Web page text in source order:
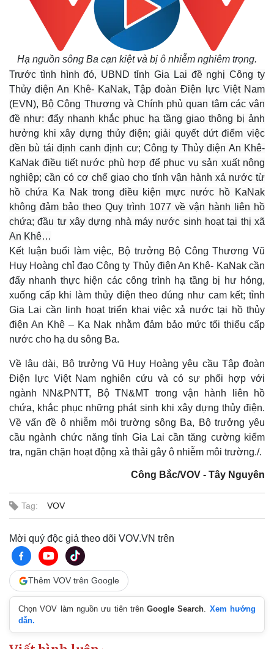
Thế giới
Cuộc sống đó đây
Hồ sơ
Multimedia
Video
Ảnh
E-Magazine
Infographic
Bất động sản
Hạ nguồn sông Ba cạn kiệt và bị ô nhiễm nghiêm trọng.
Trước tình hình đó, UBND tỉnh Gia Lai đề nghị Công ty
Thủy điện An Khê- KaNak, Tập đoàn Điện lực Việt Nam
(EVN), Bộ Công Thương và Chính phủ quan tâm các vân
đề như: đẩy nhanh khắc phục hạ tầng giao thông bị ảnh
hưởng khi xây dựng thủy điện; giải quyết dứt điểm việc
đền bù tái định canh định cư; Công ty Thủy điện An Khê-
KaNak điều tiết nước phù hợp để phục vụ sản xuất nông
nghiệp; cần có cơ chế giao cho tỉnh vận hành xả nước từ
hồ chứa Ka Nak trong điều kiện mực nước hồ KaNak
không đảm bảo theo Quy trình 1077 về vận hành liên hồ
chứa; đầu tư xây dựng nhà máy nước sinh hoạt tại thị xã
An Khê…
Kết luận buổi làm việc, Bộ trưởng Bộ Công Thương Vũ
Huy Hoàng chỉ đạo Công ty Thủy điện An Khê- KaNak cần
đẩy nhanh thực hiện các công trình hạ tầng bị hư hỏng,
xuống cấp khi làm thủy điện theo đúng như cam kết; tỉnh
Gia Lai cần linh hoạt triển khai việc xả nước tại hồ thủy
điện An Khê – Ka Nak nhằm đảm bảo mức tối thiểu cấp
nước cho hạ du sông Ba.
Về lâu dài, Bộ trưởng Vũ Huy Hoàng yêu cầu Tập đoàn
Điện lực Việt Nam nghiên cứu và có sự phối hợp với
ngành NN&PNTT, Bộ TN&MT trong vận hành liên hồ
chứa, khắc phục những phát sinh khi xây dựng thủy điện.
Về vấn đề ô nhiễm môi trường sông Ba, Bộ trưởng yêu
cầu ngành chức năng tỉnh Gia Lai cần tăng cường kiểm
tra, ngăn chặn hoạt động xả thải gây ô nhiễm môi trường./.
Công Bắc/VOV - Tây Nguyên
Tag: VOV
Mời quý độc giả theo dõi VOV.VN trên
Thêm VOV trên Google
Chọn VOV làm nguồn ưu tiên trênGoogle Search. Xem hướng
dẫn.